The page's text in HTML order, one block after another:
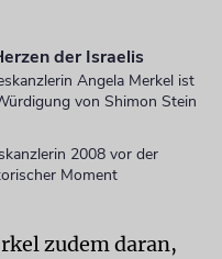
der Israelis
Angela Merkel ist
von Shimon Stein
2008 vor der
Moment
zudem daran,